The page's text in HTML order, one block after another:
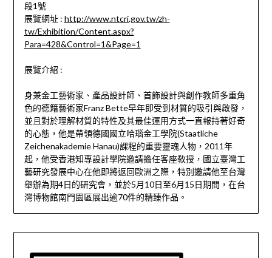
段1號
展覽網址 : http://www.ntcri.gov.tw/zh-
tw/Exhibition/Content.aspx?
Para=428&Control=1&Page=1
展覽介紹 :
身兼金工藝術家、產品設計師、首飾設計與創作教師多重角
色的德籍藝術家Franz Bette早年即受到材質的吸引與啟發，
並且對於理解材質的特性及其最佳運用方式一直報持著好奇
的心態，他是帶領德國國立哈瑙金工學院(Staatliche
Zeichenakademie Hanau)課程的重要靈魂人物，2011年
起，他受香港知專設計學院邀請擔任客座敎授，國立臺灣工
藝研究發展中心在他即將返回歐洲之際，特別邀請他至台灣
舉辦為期4日的研究會，並於5月10日至6月15日期間，在台
灣博物館南門園區展出逾70件的精臻作品。